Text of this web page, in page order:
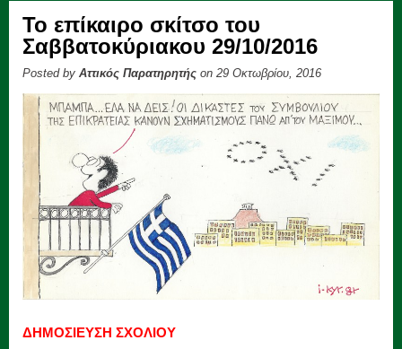
Το επίκαιρο σκίτσο του
Σαββατοκύριακου 29/10/2016
Posted by Αττικός Παρατηρητής on 29 Οκτωβρίου, 2016
ΔΗΜΟΣΙΕΥΣΗ ΣΧΟΛΙΟΥ